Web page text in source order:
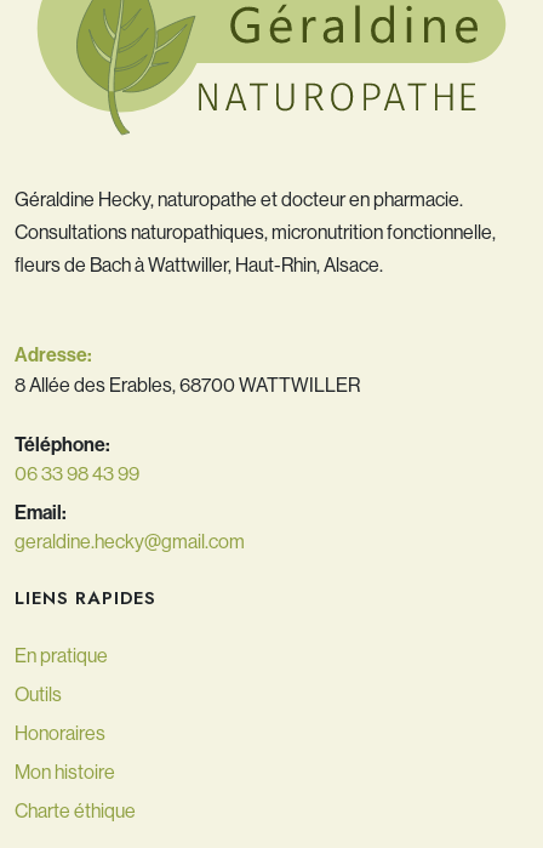
Géraldine Hecky, naturopathe et docteur en pharmacie.
Consultations naturopathiques, micronutrition fonctionnelle,
fleurs de Bach à Wattwiller, Haut-Rhin, Alsace.
Adresse:
8 Allée des Erables, 68700 WATTWILLER
Téléphone:
06 33 98 43 99
Email:
geraldine.hecky@gmail.com
LIENS RAPIDES
En pratique
Outils
Honoraires
Mon histoire
Charte éthique